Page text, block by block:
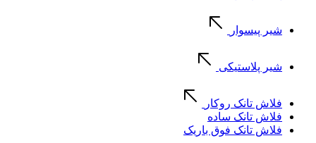
شیر پیسوار
شیر پلاستیکی
فلاش تانک روکار
فلاش تانک ساده
فلاش تانک فوق باریک